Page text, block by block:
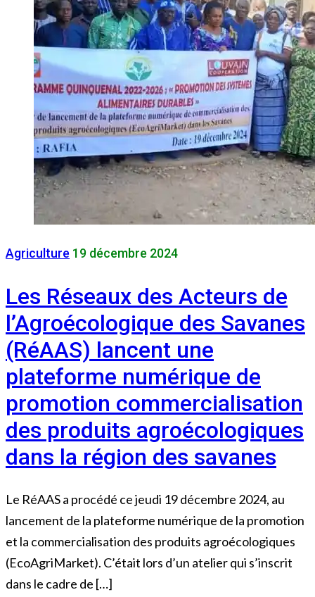
Agriculture 19 décembre 2024
Les Réseaux des Acteurs de
l’Agroécologique des Savanes
(RéAAS) lancent une
plateforme numérique de
promotion commercialisation
des produits agroécologiques
dans la région des savanes
Le RéAAS a procédé ce jeudi 19 décembre 2024, au
lancement de la plateforme numérique de la promotion
et la commercialisation des produits agroécologiques
(EcoAgriMarket). C’était lors d’un atelier qui s’inscrit
dans le cadre de […]